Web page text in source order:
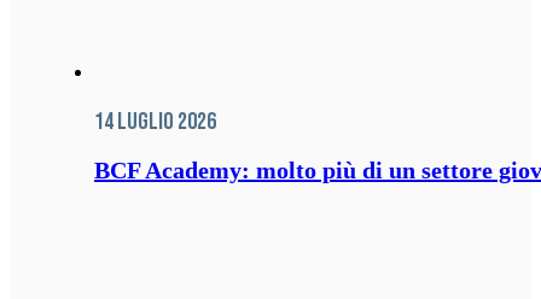
14 Luglio 2026
BCF Academy: molto più di un settore